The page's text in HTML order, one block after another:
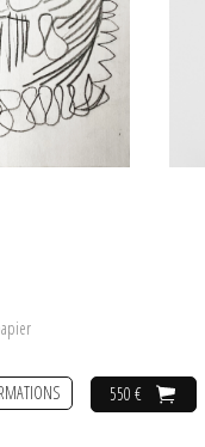
550 €